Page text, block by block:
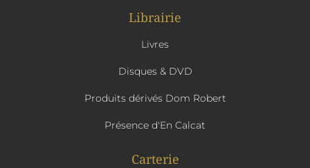
Librairie
Livres
Disques & DVD
Produits dérivés Dom Robert
Présence d'En Calcat
Carterie